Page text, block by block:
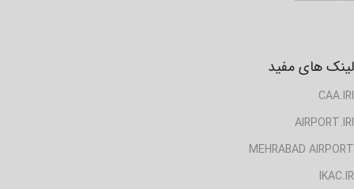
لینک های مفید
CAA.IRI
AIRPORT.IRI
MEHRABAD AIRPORT
IKAC.IR